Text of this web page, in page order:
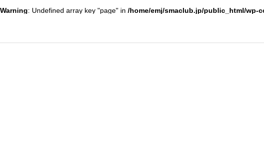
Warning: Undefined array key "page" in /home/emj/smaclub.jp/public_html/wp-